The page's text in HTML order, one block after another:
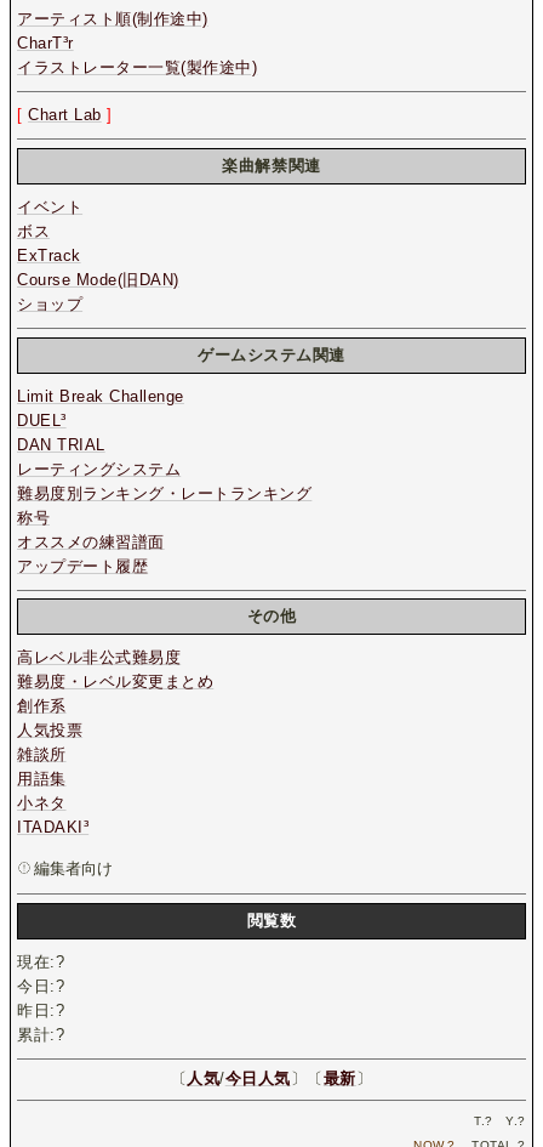
アーティスト順(制作途中)
CharT³r
イラストレーター一覧(製作途中)
[Chart Lab ]
楽曲解禁関連
イベント
ボス
ExTrack
Course Mode(旧DAN)
ショップ
ゲームシステム関連
Limit Break Challenge
DUEL³
DAN TRIAL
レーティングシステム
難易度別ランキング・レートランキング
称号
オススメの練習譜面
アップデート履歴
その他
高レベル非公式難易度
難易度・レベル変更まとめ
創作系
人気投票
雑談所
用語集
小ネタ
ITADAKI³
編集者向け
閲覧数
現在:?
今日:?
昨日:?
累計:?
〔 人気/今日人気 〕〔 最新 〕
T.? Y.?